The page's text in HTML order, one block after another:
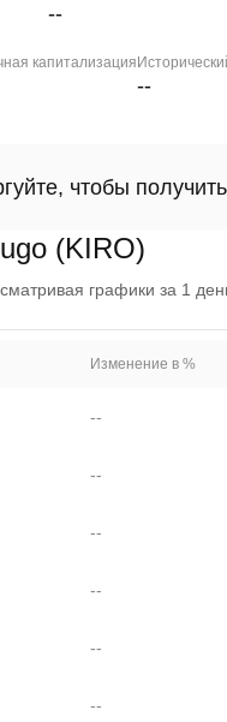
--
капитализация
--
чтобы
(KIRO)
графики за 1
Изменение в %
--
--
--
--
--
--